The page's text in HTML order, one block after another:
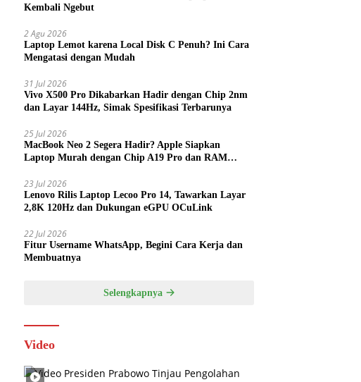
Kembali Ngebut
2 Agu 2026
Laptop Lemot karena Local Disk C Penuh? Ini Cara
Mengatasi dengan Mudah
31 Jul 2026
Vivo X500 Pro Dikabarkan Hadir dengan Chip 2nm
dan Layar 144Hz, Simak Spesifikasi Terbarunya
25 Jul 2026
MacBook Neo 2 Segera Hadir? Apple Siapkan
Laptop Murah dengan Chip A19 Pro dan RAM
23 Jul 2026
Lenovo Rilis Laptop Lecoo Pro 14, Tawarkan Layar
2,8K 120Hz dan Dukungan eGPU OCuLink
22 Jul 2026
Fitur Username WhatsApp, Begini Cara Kerja dan
Membuatnya
Selengkapnya
Video